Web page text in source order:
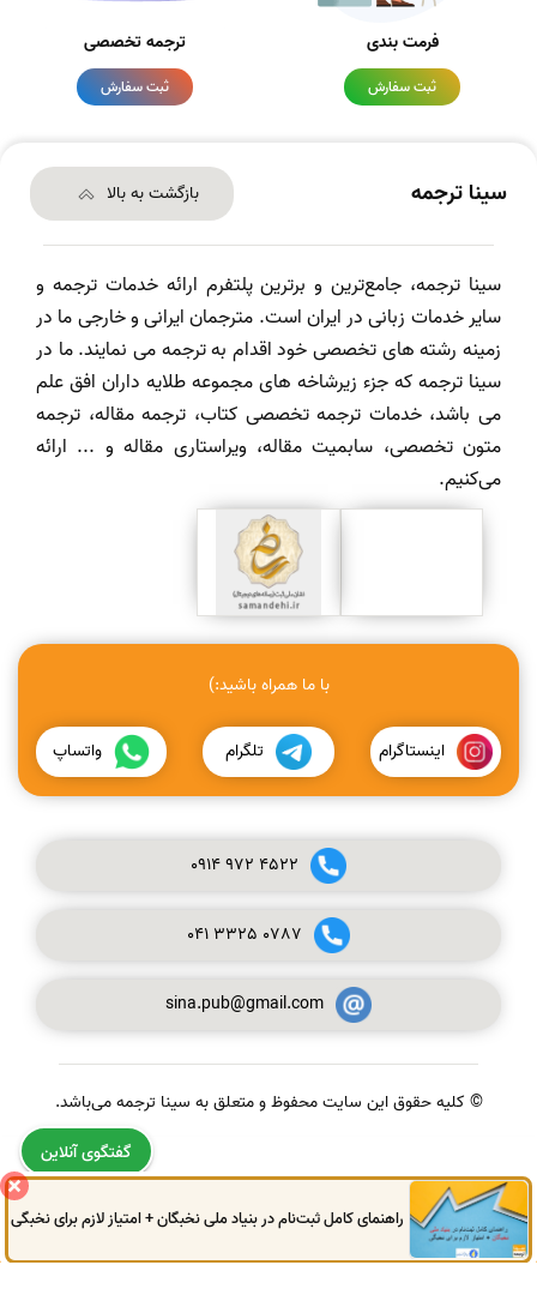
فرمت بندی
ثبت سفارش
ترجمه تخصصی
ثبت سفارش
سینا ترجمه بازگشت به بالا
سینا ترجمه، جامع‌ترین و برترین پلتفرم ارائه خدمات ترجمه و
سایر خدمات زبانی در ایران است. مترجمان ایرانی و خارجی ما در
زمینه رشته های تخصصی خود اقدام به ترجمه می نمایند. ما در
سینا ترجمه که جزء زیرشاخه های مجموعه طلایه داران افق علم
می باشد، خدمات ترجمه تخصصی کتاب، ترجمه مقاله، ترجمه
متون تخصصی، سابمیت مقاله، ویراستاری مقاله و ... ارائه
می‌کنیم.
با ما همراه باشید:)
اینستاگرام تلگرام واتساپ
0914972 4522
041 3325 0787
sina.pub@gmail.com
© کلیه حقوق این سایت محفوظ و متعلق به سینا ترجمه می‌باشد.
04133250787
09149724522
راهنمای کامل ثبت‌نام در بنیاد ملی نخبگان + امتیاز لازم برای نخبگی
گفتگوی آنلاین